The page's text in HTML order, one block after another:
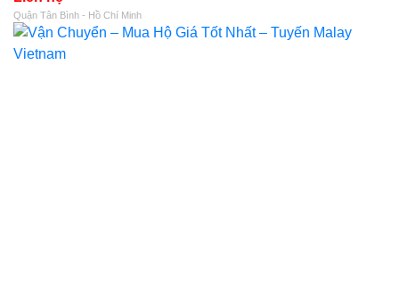
Quận Tân Bình - Hồ Chí Minh